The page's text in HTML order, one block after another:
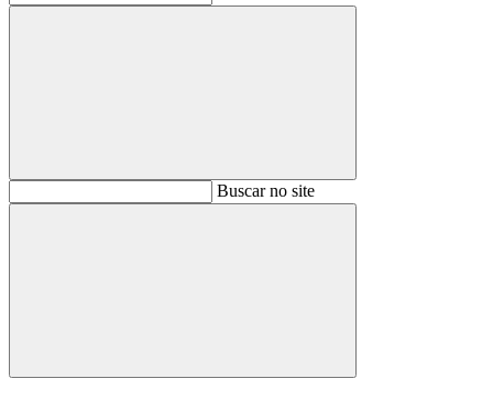
BuscarBuscar no site
Buscar